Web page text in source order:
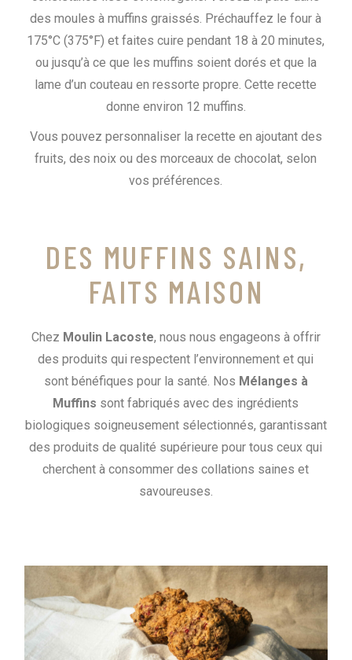
des moules à muffins graissés. Préchauffez le four à
175°C (375°F) et faites cuire pendant 18 à 20 minutes,
ou jusqu’à ce que les muffins soient dorés et que la
lame d’un couteau en ressorte propre. Cette recette
donne environ 12 muffins.
Vous pouvez personnaliser la recette en ajoutant des
fruits, des noix ou des morceaux de chocolat, selon
vos préférences.
DES MUFFINS SAINS,
FAITS MAISON
Chez Moulin Lacoste, nous nous engageons à offrir
des produits qui respectent l’environnement et qui
sont bénéfiques pour la santé. Nos Mélanges à
Muffins sont fabriqués avec des ingrédients
biologiques soigneusement sélectionnés, garantissant
des produits de qualité supérieure pour tous ceux qui
cherchent à consommer des collations saines et
savoureuses.